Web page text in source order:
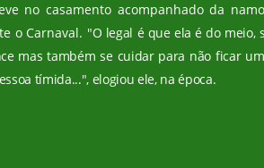
no casamento acompanhado da
o Carnaval. "O legal é que ela é do meio,
mas também se cuidar para não ficar
tímida...", elogiou ele, na época.